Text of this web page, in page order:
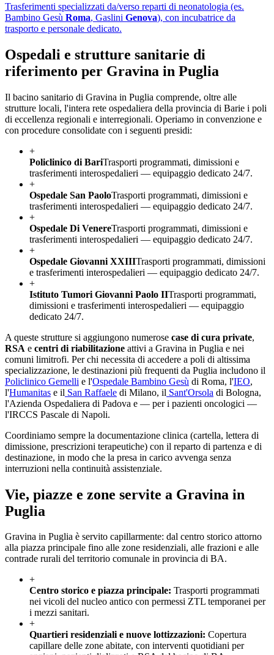
Trasferimenti specializzati da/verso reparti di neonatologia (es.
Bambino Gesù Roma, Gaslini Genova), con incubatrice da
trasporto e personale dedicato.
Ospedali e strutture sanitarie di
riferimento per Gravina in Puglia
Il bacino sanitario di Gravina in Puglia comprende, oltre alle
strutture locali, l'intera rete ospedaliera della provincia di Barie i poli
di eccellenza regionali e interregionali. Operiamo in convenzione e
con procedure consolidate con i seguenti presidi:
+
Policlinico di BariTrasporti programmati, dimissioni e
trasferimenti interospedalieri — equipaggio dedicato 24/7.
+
Ospedale San PaoloTrasporti programmati, dimissioni e
trasferimenti interospedalieri — equipaggio dedicato 24/7.
+
Ospedale Di VenereTrasporti programmati, dimissioni e
trasferimenti interospedalieri — equipaggio dedicato 24/7.
+
Ospedale Giovanni XXIIITrasporti programmati, dimissioni
e trasferimenti interospedalieri — equipaggio dedicato 24/7.
+
Istituto Tumori Giovanni Paolo IITrasporti programmati,
dimissioni e trasferimenti interospedalieri — equipaggio
dedicato 24/7.
A queste strutture si aggiungono numerose case di cura private,
RSA e centri di riabilitazione attivi a Gravina in Puglia e nei
comuni limitrofi. Per chi necessita di accedere a poli di altissima
specializzazione, le destinazioni più frequenti da Puglia includono il
Policlinico Gemelli e l'Ospedale Bambino Gesù di Roma, l'IEO,
l'Humanitas e il San Raffaele di Milano, il Sant'Orsola di Bologna,
l'Azienda Ospedaliera di Padova e — per i pazienti oncologici —
l'IRCCS Pascale di Napoli.
Coordiniamo sempre la documentazione clinica (cartella, lettera di
dimissione, prescrizioni terapeutiche) con il reparto di partenza e di
destinazione, in modo che la presa in carico avvenga senza
interruzioni nella continuità assistenziale.
Vie, piazze e zone servite a Gravina in
Puglia
Gravina in Puglia è servito capillarmente: dal centro storico attorno
alla piazza principale fino alle zone residenziali, alle frazioni e alle
contrade rurali del territorio comunale in provincia di BA.
+
Centro storico e piazza principale: Trasporti programmati
nei vicoli del nucleo antico con permessi ZTL temporanei per
i mezzi sanitari.
+
Quartieri residenziali e nuove lottizzazioni: Copertura
capillare delle zone abitate, con interventi quotidiani per